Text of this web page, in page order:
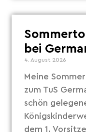
bei
4. August 2026
Meine
zum TuS
schön
dem 1.